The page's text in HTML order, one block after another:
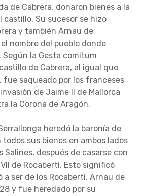
de Cabrera, donaron bienes a la
castillo. Su sucesor se hizo
y también Arnau de
nombre del pueblo donde
Según la Gesta comitum
de Cabrera, al igual que
fue saqueado por los franceses
de Jaime II de Mallorca
la Corona de Aragón.
heredó la baronía de
sus bienes en ambos lados
Salines, después de casarse con
de Rocabertí. Esto significó
a ser de los Rocabertí. Arnau de
y fue heredado por su